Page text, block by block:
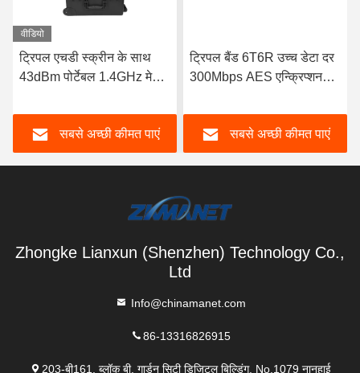
वीडियो
ट्रिपल एचडी स्क्रीन के साथ
43dBm पोर्टेबल 1.4GHz मेष
सबसे अच्छी कीमत पाएं
ट्रिपल बैंड 6T6R उच्च डेटा दर
300Mbps AES एन्क्रिप्शन
सबसे अच्छी कीमत पाएं
Zhongke Lianxun (Shenzhen) Technology Co.,
Ltd
Info@chinamanet.com
86-13316826915
203-बी161, ब्लॉक बी, गार्डन सिटी डिजिटल बिल्डिंग, No.1079 नानहाई